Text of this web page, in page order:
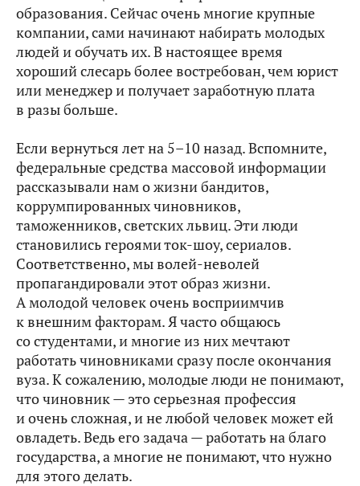
образования. Сейчас очень многие крупные
компании, сами начинают набирать молодых
людей и обучать их. В настоящее время
хороший слесарь более востребован, чем юрист
или менеджер и получает заработную плата
в разы больше.
Если вернуться лет на 5–10 назад. Вспомните,
федеральные средства массовой информации
рассказывали нам о жизни бандитов,
коррумпированных чиновников,
таможенников, светских львиц. Эти люди
становились героями ток-шоу, сериалов.
Соответственно, мы волей-неволей
пропагандировали этот образ жизни.
А молодой человек очень восприимчив
к внешним факторам. Я часто общаюсь
со студентами, и многие из них мечтают
работать чиновниками сразу после окончания
вуза. К сожалению, молодые люди не понимают,
что чиновник — это серьезная профессия
и очень сложная, и не любой человек может ей
овладеть. Ведь его задача — работать на благо
государства, а многие не понимают, что нужно
для этого делать.